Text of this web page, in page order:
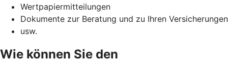
Wertpapiermitteilungen
Dokumente zur Beratung und zu Ihren Versicherungen
usw.
Wie können Sie den